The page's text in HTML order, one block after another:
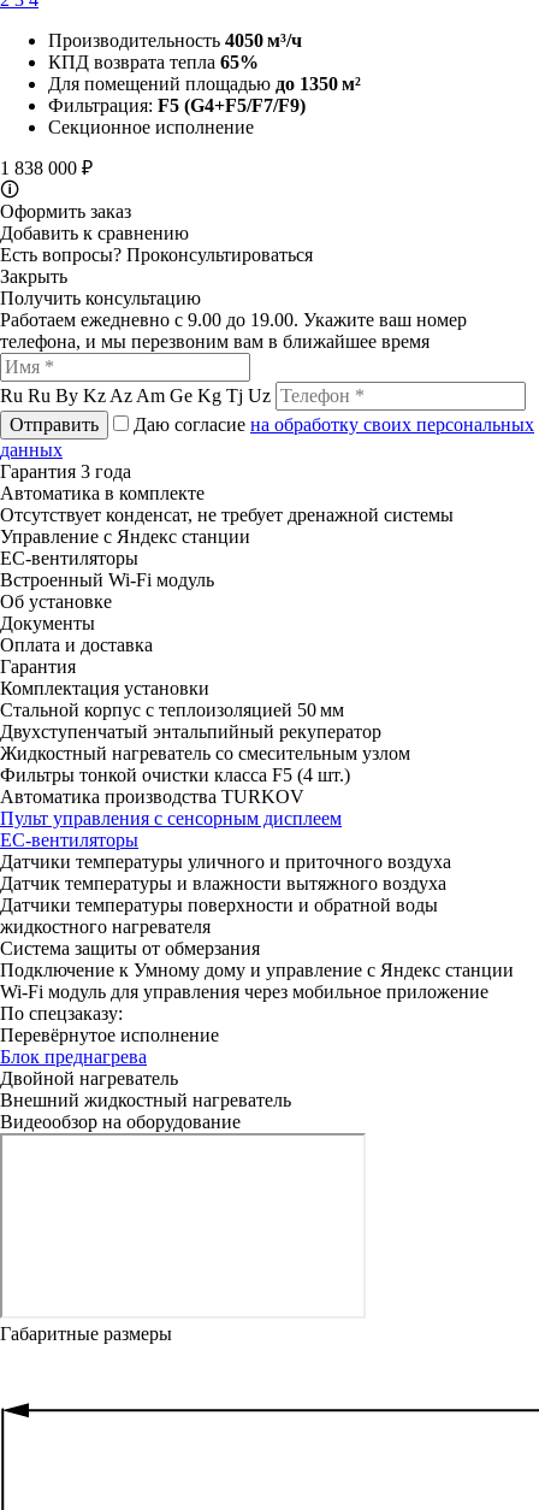
Производительность 4050 м³/ч
КПД возврата тепла 65%
Для помещений площадью до 1350 м²
Фильтрация: F5 (G4+F5/F7/F9)
Секционное исполнение
1 838 000 ₽
🛈
Оформить заказ
Добавить к сравнению
Есть вопросы? Проконсультироваться
Закрыть
Получить консультацию
Работаем ежедневно с 9.00 до 19.00. Укажите ваш номер
телефона, и мы перезвоним вам в ближайшее время
Ru Ru By Kz Az Am Ge Kg Tj Uz
Отправить
Даю согласие на обработку своих персональных
данных
Гарантия 3 года
Автоматика в комплекте
Отсутствует конденсат, не требует дренажной системы
Управление с Яндекс станции
ЕС-вентиляторы
Встроенный Wi-Fi модуль
Об установке
Документы
Оплата и доставка
Гарантия
Комплектация установки
Стальной корпус с теплоизоляцией 50 мм
Двухступенчатый энтальпийный рекуператор
Жидкостный нагреватель со смесительным узлом
Фильтры тонкой очистки класса F5 (4 шт.)
Автоматика производства TURKOV
Пульт управления с сенсорным дисплеем
ЕС-вентиляторы
Датчики температуры уличного и приточного воздуха
Датчик температуры и влажности вытяжного воздуха
Датчики температуры поверхности и обратной воды
жидкостного нагревателя
Система защиты от обмерзания
Подключение к Умному дому и управление с Яндекс станции
Wi-Fi модуль для управления через мобильное приложение
По спецзаказу:
Перевёрнутое исполнение
Блок преднагрева
Двойной нагреватель
Внешний жидкостный нагреватель
Видеообзор на оборудование
Габаритные размеры